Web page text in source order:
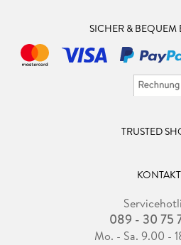
SICHER & BEQUEM
TRUSTED
KONTAKT
089 - 30 75
Mo. - Sa. 9.00 -